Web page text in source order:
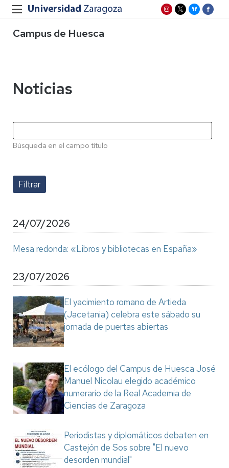
Campus de Huesca
Noticias
Búsqueda en el campo título
24/07/2026
Mesa redonda: «Libros y bibliotecas en España»
23/07/2026
El yacimiento romano de Artieda
(Jacetania) celebra este sábado su
jornada de puertas abiertas
El ecólogo del Campus de Huesca José
Manuel Nicolau elegido académico
numerario de la Real Academia de
Ciencias de Zaragoza
Periodistas y diplomáticos debaten en
Castejón de Sos sobre "El nuevo
desorden mundial"